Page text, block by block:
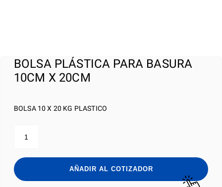
BOLSA PLÁSTICA PARA BASURA
10CM X 20CM
BOLSA 10 X 20 KG PLASTICO
PLÁSTICA
BASURA
10CM
X
20CM
AÑADIR AL COTIZADOR